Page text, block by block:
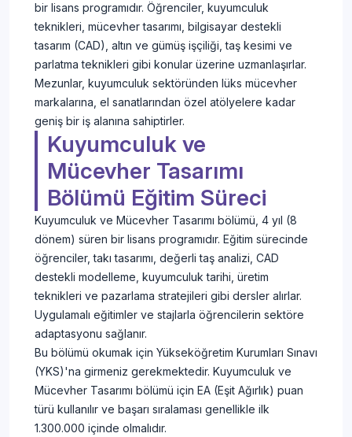
bir lisans programıdır. Öğrenciler, kuyumculuk
teknikleri, mücevher tasarımı, bilgisayar destekli
tasarım (CAD), altın ve gümüş işçiliği, taş kesimi ve
parlatma teknikleri gibi konular üzerine uzmanlaşırlar.
Mezunlar, kuyumculuk sektöründen lüks mücevher
markalarına, el sanatlarından özel atölyelere kadar
geniş bir iş alanına sahiptirler.
Kuyumculuk ve
Mücevher Tasarımı
Bölümü Eğitim Süreci
Kuyumculuk ve Mücevher Tasarımı bölümü, 4 yıl (8
dönem) süren bir lisans programıdır. Eğitim sürecinde
öğrenciler, takı tasarımı, değerli taş analizi, CAD
destekli modelleme, kuyumculuk tarihi, üretim
teknikleri ve pazarlama stratejileri gibi dersler alırlar.
Uygulamalı eğitimler ve stajlarla öğrencilerin sektöre
adaptasyonu sağlanır.
Bu bölümü okumak için Yükseköğretim Kurumları Sınavı
(YKS)'na girmeniz gerekmektedir. Kuyumculuk ve
Mücevher Tasarımı bölümü için EA (Eşit Ağırlık) puan
türü kullanılır ve başarı sıralaması genellikle ilk
1.300.000 içinde olmalıdır.